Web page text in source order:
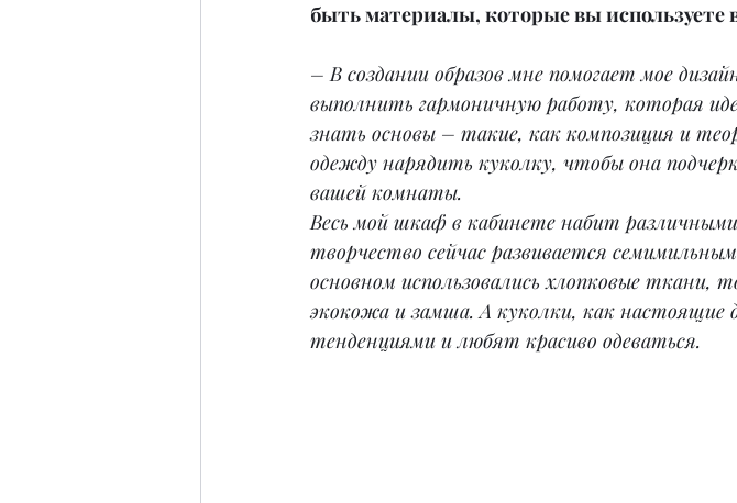
быть материалы, которые вы используете
– В создании образов мне помогает мое
выполнить гармоничную работу, которая
знать основы – такие, как композиция и
одежду нарядить куколку, чтобы она
вашей комнаты.
Весь мой шкаф в кабинете набит
творчество сейчас развивается
основном использовались хлопковые ткани,
экокожа и замша. А куколки, как настоящие
тенденциями и любят красиво одеваться.